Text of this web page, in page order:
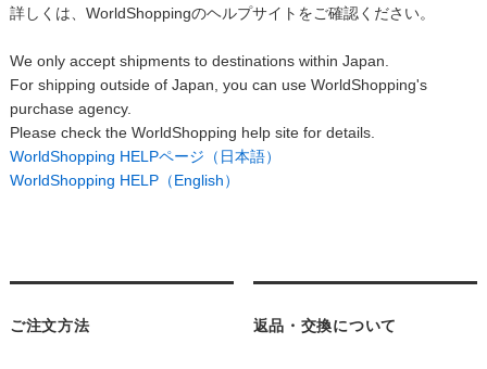
詳しくは、WorldShoppingのヘルプサイトをご確認ください。
We only accept shipments to destinations within Japan.
For shipping outside of Japan, you can use WorldShopping's
purchase agency.
Please check the WorldShopping help site for details.
WorldShopping HELPページ（日本語）
WorldShopping HELP（English）
ご注文方法 返品・交換について